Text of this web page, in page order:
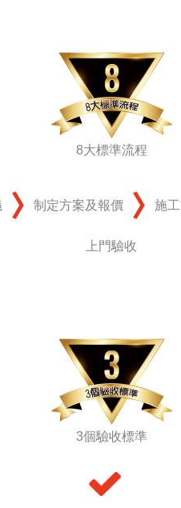
8大標準流程
制定方案及報價 施
上門驗收
3個驗收標準